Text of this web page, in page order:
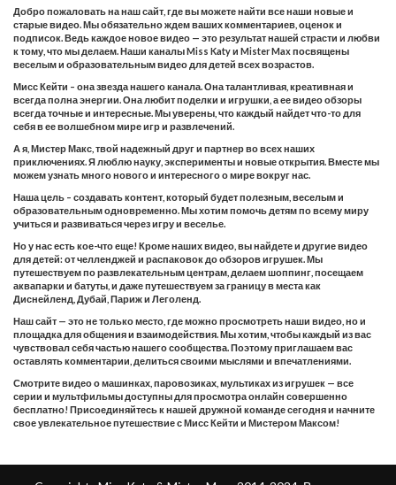
Добро пожаловать на наш сайт, где вы можете найти все наши новые и
старые видео. Мы обязательно ждем ваших комментариев, оценок и
подписок. Ведь каждое новое видео — это результат нашей страсти и любви
к тому, что мы делаем. Наши каналы Miss Katy и Mister Max посвящены
веселым и образовательным видео для детей всех возрастов.
Мисс Кейти – она звезда нашего канала. Она талантливая, креативная и
всегда полна энергии. Она любит поделки и игрушки, а ее видео обзоры
всегда точные и интересные. Мы уверены, что каждый найдет что-то для
себя в ее волшебном мире игр и развлечений.
А я, Мистер Макс, твой надежный друг и партнер во всех наших
приключениях. Я люблю науку, эксперименты и новые открытия. Вместе мы
можем узнать много нового и интересного о мире вокруг нас.
Наша цель – создавать контент, который будет полезным, веселым и
образовательным одновременно. Мы хотим помочь детям по всему миру
учиться и развиваться через игру и веселье.
Но у нас есть кое-что еще! Кроме наших видео, вы найдете и другие видео
для детей: от челленджей и распаковок до обзоров игрушек. Мы
путешествуем по развлекательным центрам, делаем шоппинг, посещаем
аквапарки и батуты, и даже путешествуем за границу в места как
Диснейленд, Дубай, Париж и Леголенд.
Наш сайт — это не только место, где можно просмотреть наши видео, но и
площадка для общения и взаимодействия. Мы хотим, чтобы каждый из вас
чувствовал себя частью нашего сообщества. Поэтому приглашаем вас
оставлять комментарии, делиться своими мыслями и впечатлениями.
Смотрите видео о машинках, паровозиках, мультиках из игрушек — все
серии и мультфильмы доступны для просмотра онлайн совершенно
бесплатно! Присоединяйтесь к нашей дружной команде сегодня и начните
свое увлекательное путешествие с Мисс Кейти и Мистером Максом!